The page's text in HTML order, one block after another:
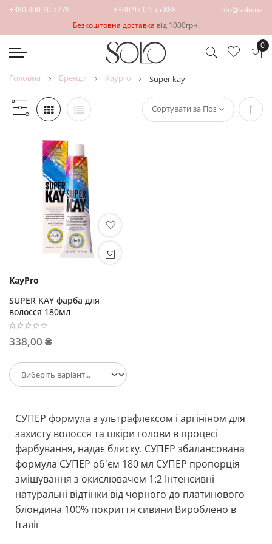
+380 800 30 7778 +380 97 0 555 888
info@solo.ua
Безкоштовна доставка від 1000грн!
0
головна бренди kaypro super kay
KayPro
SUPER KAY фарба для
волосся 180мл
338,00 ₴
СУПЕР формула з ультрафлексом і аргініном для
захисту волосся та шкіри голови в процесі
фарбування, надає блиску. СУПЕР збалансована
формула СУПЕР об'єм 180 мл СУПЕР пропорція
змішування з окислювачем 1:2 Інтенсивні
натуральні відтінки від чорного до платинового
блондина 100% покриття сивини Вироблено в
Італії